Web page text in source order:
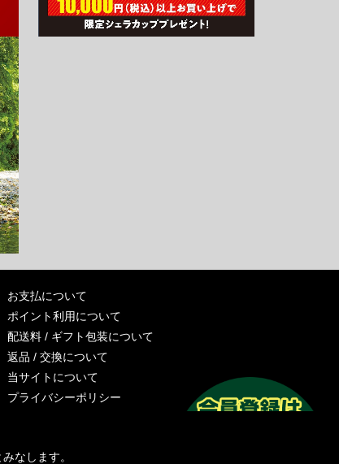
お支払について
ポイント利用について
配送料 / ギフト包装について
返品 / 交換について
当サイトについて
プライバシーポリシー
お問い合わせ
なします。